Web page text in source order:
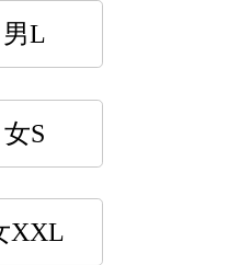
男L
女S
XXL